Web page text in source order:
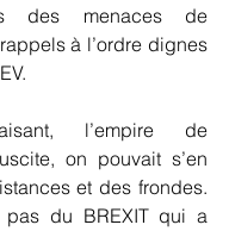
des menaces de
à l’ordre dignes
l’empire de
on pouvait s’en
et des frondes.
du BREXIT qui a